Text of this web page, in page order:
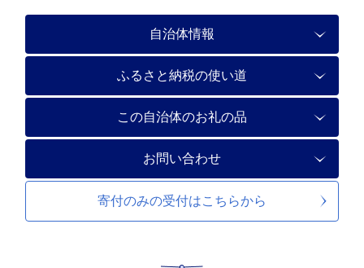
自治体情報
ふるさと納税の使い道
この自治体のお礼の品
お問い合わせ
寄付のみの受付はこちらから